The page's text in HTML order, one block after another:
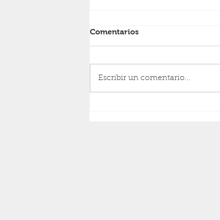
RESURRECCIÓN
Comentarios
Escribir un comentario...